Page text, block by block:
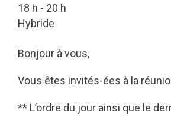
18 h - 20 h
Hybride
Bonjour à vous,
Vous êtes invités-ées à la
** L’ordre du jour ainsi que le